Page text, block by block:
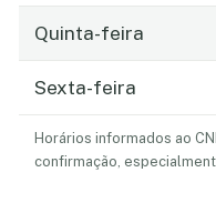
Quinta-feira
Sexta-feira
Horários informados ao
confirmação,